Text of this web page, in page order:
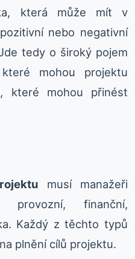
která může mít v
nebo negativní
tedy o široký pojem
mohou projektu
které mohou přinést
musí manažeři
provozní, finanční,
Každý z těchto typů
plnění cílů projektu.